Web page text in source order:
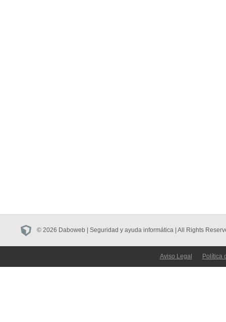
© 2026 Daboweb | Seguridad y ayuda informática | All Rights
Aviso Legal Política